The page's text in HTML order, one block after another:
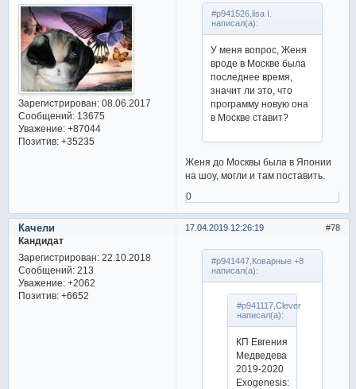
Зарегистрирован: 08.06.2017
Сообщений:13675
Уважение: +87044
Позитив: +35235
#p941526,lisa I.
написал(а):
У меня вопрос, Женя
вроде в Москве была
последнее время,
значит ли это, что
программу новую она
в Москве ставит?
Женя до Москвы была в Японии
на шоу, могли и там поставить.
0
78
17.04.2019 12:26:19
Качели
Кандидат
Зарегистрирован: 22.10.2018
Сообщений:213
Уважение: +2062
Позитив: +6652
#p941447,Коварные +8
написал(а):
#p941117,Clever
написал(а):
КП Евгения
Медведева
2019-2020
Exogenesis: